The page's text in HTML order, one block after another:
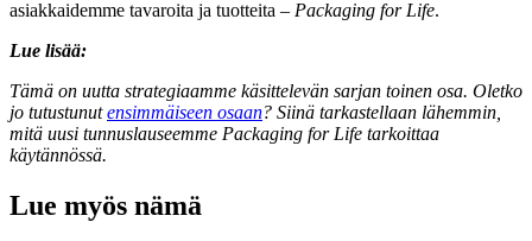
asiakkaidemme tavaroita ja tuotteita – Packaging for Life.
Lue lisää:
Tämä on uutta strategiaamme käsittelevän sarjan toinen osa. Oletko
jo tutustunutensimmäiseen osaan? Siinä tarkastellaan lähemmin,
mitä uusi tunnuslauseemme Packaging for Life tarkoittaa
käytännössä.
Lue myös nämä